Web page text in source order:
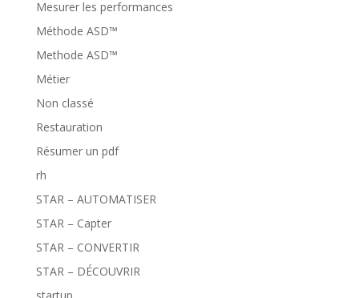
Mesurer les performances
Méthode ASD™
Methode ASD™
Métier
Non classé
Restauration
Résumer un pdf
rh
STAR – AUTOMATISER
STAR – Capter
STAR – CONVERTIR
STAR – DÉCOUVRIR